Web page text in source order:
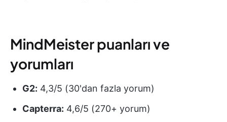
MindMeister puanları ve
yorumları
G2: 4,3/5 (30'dan fazla yorum)
Capterra: 4,6/5 (270+ yorum)